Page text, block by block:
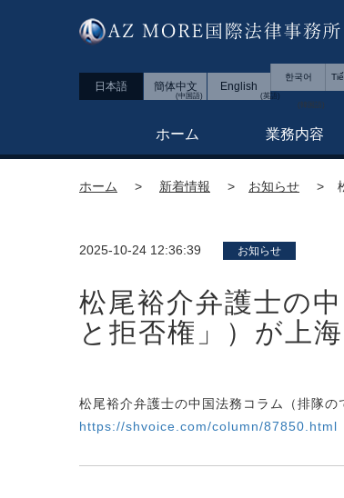
日本語 簡体中文 English
한국어
ホーム 業務内容
ホーム 新着情報 お知らせ
2025-10-24 12:36:39 お知らせ
松尾裕介弁護士の
と拒否権」）が上
松尾裕介弁護士の中国法務コラム（排隊
https://shvoice.com/column/87850.html